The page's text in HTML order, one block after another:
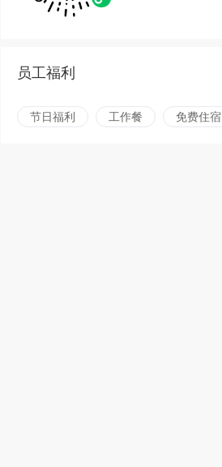
员工福利
节日福利 工作餐 免费住宿